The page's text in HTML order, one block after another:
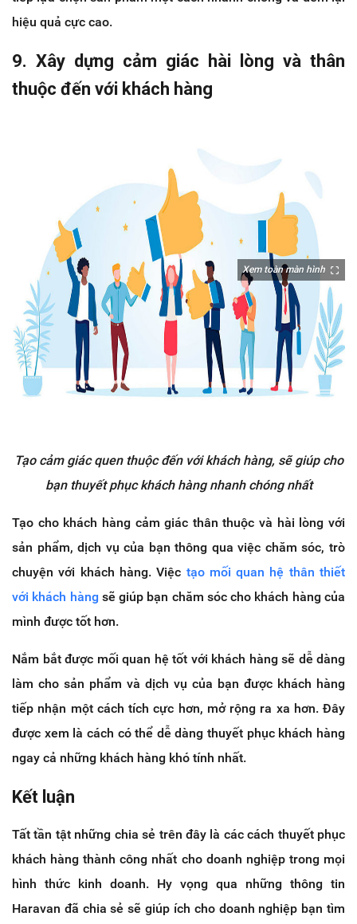
hiệu quả cực cao.
9. Xây dựng cảm giác hài lòng và thân
thuộc đến với khách hàng
Xem toàn màn hình
Tạo cảm giác quen thuộc đến với khách hàng, sẽ giúp cho
bạn thuyết phục khách hàng nhanh chóng nhất
Tạo cho khách hàng cảm giác thân thuộc và hài lòng với
sản phẩm, dịch vụ của bạn thông qua việc chăm sóc, trò
chuyện với khách hàng. Việc tạo mối quan hệ thân thiết
với khách hàng sẽ giúp bạn chăm sóc cho khách hàng của
mình được tốt hơn.
Nắm bắt được mối quan hệ tốt với khách hàng sẽ dễ dàng
làm cho sản phẩm và dịch vụ của bạn được khách hàng
tiếp nhận một cách tích cực hơn, mở rộng ra xa hơn. Đây
được xem là cách có thể dễ dàng thuyết phục khách hàng
ngay cả những khách hàng khó tính nhất.
Kết luận
Tất tần tật những chia sẻ trên đây là các cách thuyết phục
khách hàng thành công nhất cho doanh nghiệp trong mọi
hình thức kinh doanh. Hy vọng qua những thông tin
Haravan đã chia sẻ sẽ giúp ích cho doanh nghiệp bạn tìm